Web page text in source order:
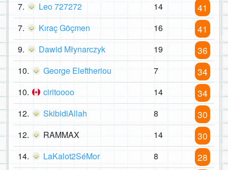
7. Leo 727272 14 41
7. Kıraç Göçmen 16 41
9. Dawid Młynarczyk 19 36
10. George Eleftheriou 7 34
10. ciritoooo 14 34
12. SkibidiAllah 8 30
12. RAMMAX 14 30
14. LaKalot2SéMor 8 28